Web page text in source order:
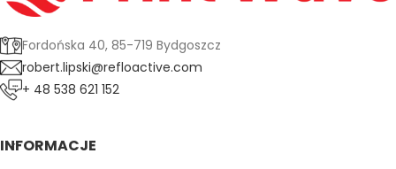
Fordońska 40, 85-719 Bydgoszcz
robert.lipski@refloactive.com
+ 48 538 621 152
INFORMACJE